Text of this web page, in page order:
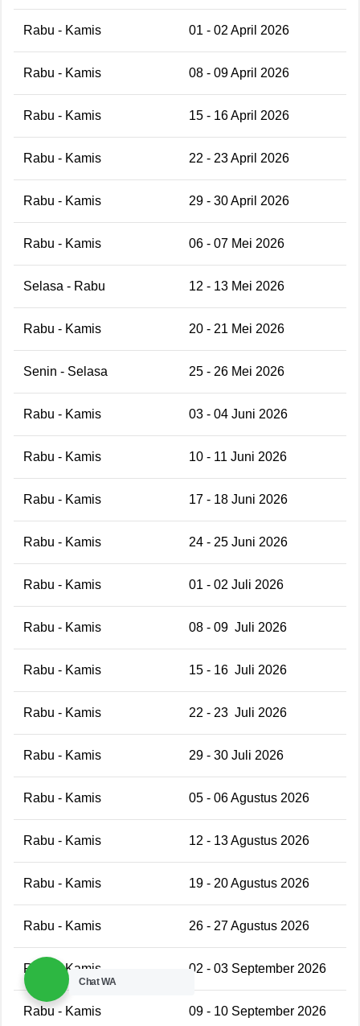
Rabu - Kamis 01 - 02 April 2026
Rabu - Kamis 08 - 09 April 2026
Rabu - Kamis 15 - 16 April 2026
Rabu - Kamis 22 - 23 April 2026
Rabu - Kamis 29 - 30 April 2026
Rabu - Kamis 06 - 07 Mei 2026
Selasa - Rabu 12 - 13 Mei 2026
Rabu - Kamis 20 - 21 Mei 2026
Senin - Selasa 25 - 26 Mei 2026
Rabu - Kamis 03 - 04 Juni 2026
Rabu - Kamis 10 - 11 Juni 2026
Rabu - Kamis 17 - 18 Juni 2026
Rabu - Kamis 24 - 25 Juni 2026
Rabu - Kamis 01 - 02 Juli 2026
Rabu - Kamis 08 - 09 Juli 2026
Rabu - Kamis 15 - 16 Juli 2026
Rabu - Kamis 22 - 23 Juli 2026
Rabu - Kamis 29 - 30 Juli 2026
Rabu - Kamis 05 - 06 Agustus 2026
Rabu - Kamis 12 - 13 Agustus 2026
Rabu - Kamis 19 - 20 Agustus 2026
Rabu - Kamis 26 - 27 Agustus 2026
Rabu - Kamis 02 - 03 September 2026
Rabu - Kamis 09 - 10 September 2026
Chat WA